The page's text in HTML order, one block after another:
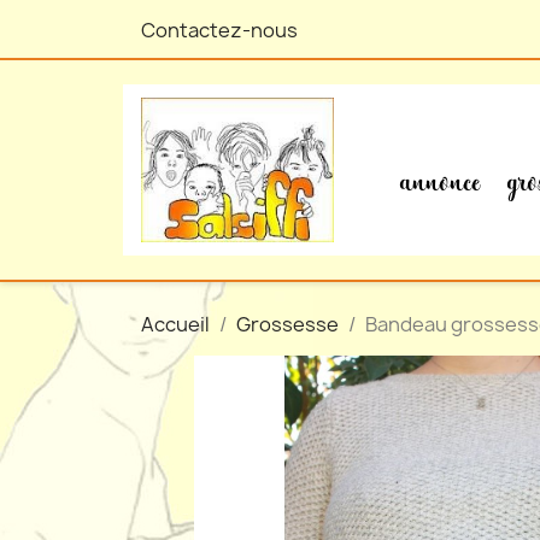
Contactez-nous
annonce
Accueil Grossesse Bandeau